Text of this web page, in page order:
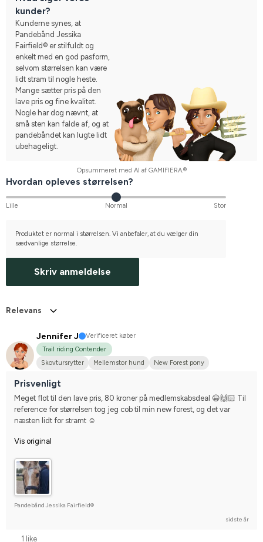
kunder?
Kunderne synes, at
Pandebånd Jessika
Fairfield® er stilfuldt og
enkelt med en god pasform,
selvom størrelsen kan være
lidt stram til nogle heste.
Mange sætter pris på den
lave pris og fine kvalitet.
Nogle har dog nævnt, at
små sten kan falde af, og at
pandebåndet kan lugte lidt
ubehageligt.
Opsummeret med AI af GAMIFIERA.®
Hvordan opleves størrelsen?
Lille Normal Stor
Produktet er normal i størrelsen. Vi anbefaler, at du vælger din
sædvanlige størrelse.
Skriv anmeldelse
Relevans
Jennifer J
Verificeret køber
Trail riding Contender
Skovtursrytter
Mellemstor hund
New Forest pony
Prisvenligt
Meget flot til den lave pris, 80 kroner på medlemskabsdeal 😀🙌🏻 Til
reference for størrelsen tog jeg cob til min new forest, og det var
næsten lidt for stramt ☺️
Vis original
Pandebånd Jessika Fairfield®
sidste år
1 like